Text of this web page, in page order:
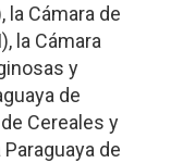
la Cámara de
la Cámara
y
de
Cereales y
de